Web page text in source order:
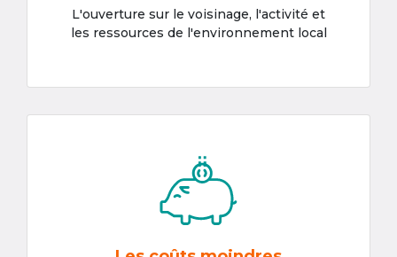
L'ouverture sur le voisinage, l'activité et
les ressources de l'environnement local